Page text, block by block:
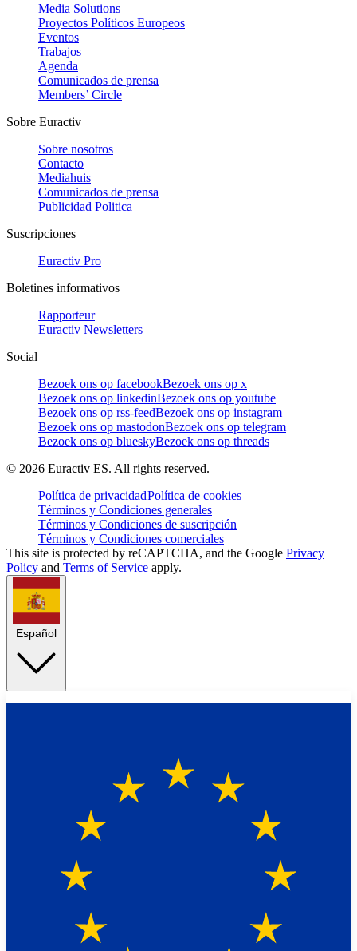
Media Solutions
Proyectos Políticos Europeos
Eventos
Trabajos
Agenda
Comunicados de prensa
Members’ Circle
Sobre Euractiv
Sobre nosotros
Contacto
Mediahuis
Comunicados de prensa
Publicidad Politica
Suscripciones
Euractiv Pro
Boletines informativos
Rapporteur
Euractiv Newsletters
Social
Bezoek ons op facebookBezoek ons op x
Bezoek ons op linkedinBezoek ons op youtube
Bezoek ons op rss-feedBezoek ons op instagram
Bezoek ons op mastodonBezoek ons op telegram
Bezoek ons op blueskyBezoek ons op threads
© 2026 Euractiv ES. All rights reserved.
Política de privacidadPolítica de cookies
Términos y Condiciones generales
Términos y Condiciones de suscripción
Términos y Condiciones comerciales
This site is protected by reCAPTCHA, and the Google Privacy
Policy and Terms of Service apply.
Español